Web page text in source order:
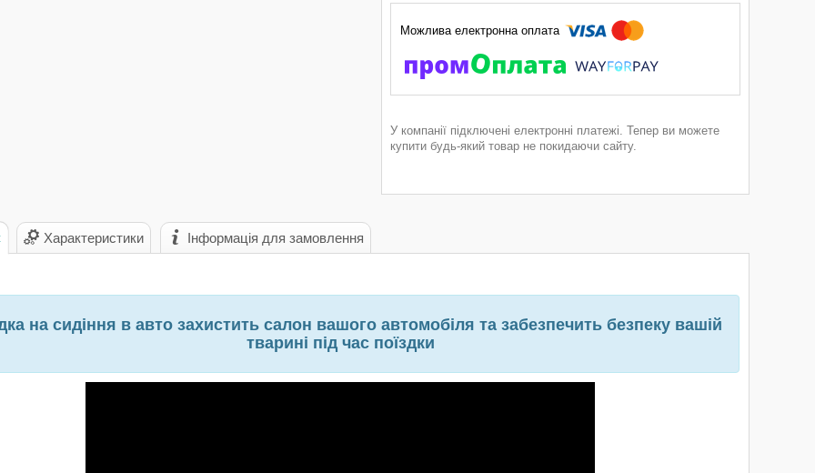
У компанії підключені електронні платежі. Тепер ви можете
купити будь-який товар не покидаючи сайту.
Характеристики Інформація для замовлення
на сидіння в авто захистить салон вашого автомобіля та забезпечить безпеку вашій
тварині під час поїздки